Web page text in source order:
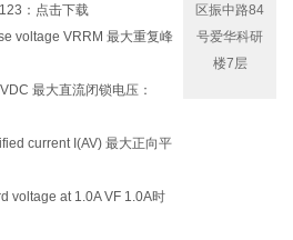
： 点击下载
voltage VRRM 最大重复峰
最大直流闭锁电压：
current I(AV) 最大正向平
voltage at 1.0A VF 1.0A时
区振中路84
号爱华科研
楼7层